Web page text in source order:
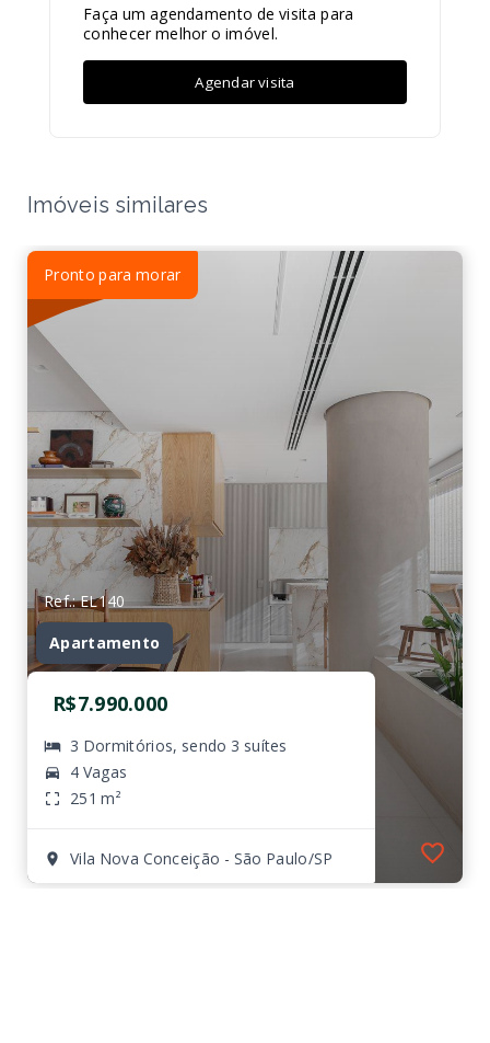
Faça um agendamento de visita para
conhecer melhor o imóvel.
Agendar visita
Imóveis similares
Pronto para morar
Ref.: EL140
Apartamento
R$7.990.000
3 Dormitórios, sendo 3 suítes
4 Vagas
251 m²
Vila Nova Conceição - São Paulo/SP